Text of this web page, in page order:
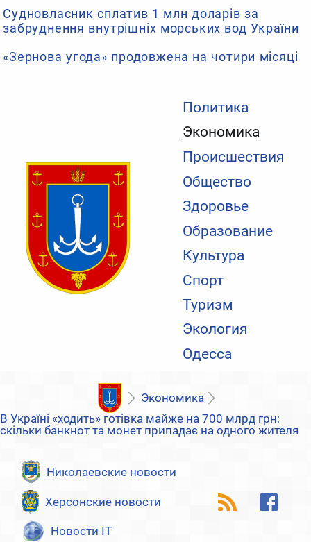
Политика
Экономика
Происшествия
Общество
Здоровье
Образование
Культура
Спорт
Туризм
Экология
Одесса
Судновласник сплатив 1 млн доларів за
забруднення внутрішніх морських вод України
«Зернова угода» продовжена на чотири місяці
Экономика
В Україні «ходить» готівка майже на 700 млрд грн:
скільки банкнот та монет припадає на одного жителя
Николаевские новости
Херсонские новости
Новости IT